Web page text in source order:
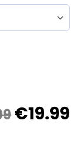
€19.99